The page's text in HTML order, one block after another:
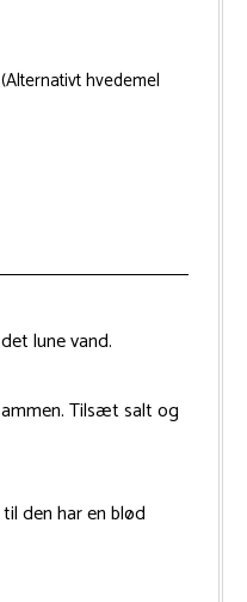
(Alternativt hvedemel
lune vand.
Tilsæt salt og
den har en blød